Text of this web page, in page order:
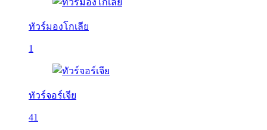
ทัวร์มองโกเลีย
1
ทัวร์จอร์เจีย
41